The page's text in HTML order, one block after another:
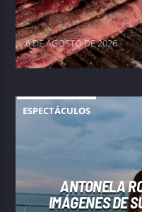
6 DE AGOSTO DE 2026
ESPECTÁCULOS
ANTONELA
IMÁGENES DE